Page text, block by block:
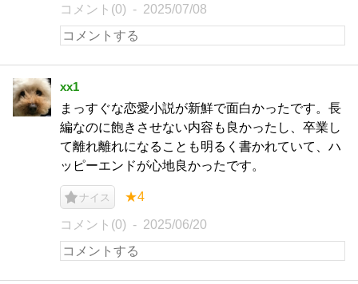
コメント(0) 2025/07/08
xx1
まっすぐな恋愛小説が新鮮で面白かったです。長
編なのに飽きさせない内容も良かったし、卒業し
て離れ離れになることも明るく書かれていて、ハ
ッピーエンドが心地良かったです。
ナイス ★4
コメント(0) 2025/06/20